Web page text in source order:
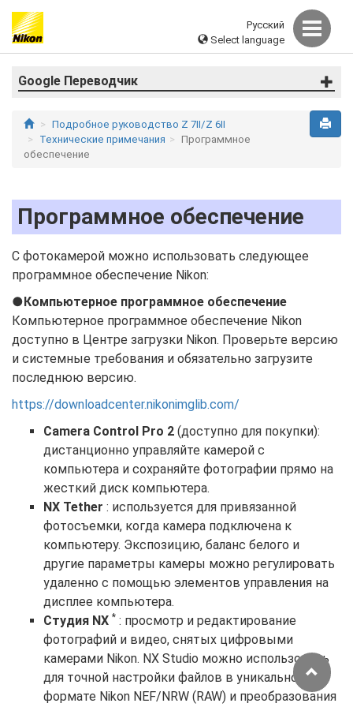
Русский
Select language
Google Переводчик
Подробное руководство Z 7II/Z 6II
Технические примечания
Программное
обеспечение
Программное обеспечение
С фотокамерой можно использовать следующее
программное обеспечение Nikon:
Компьютерное программное обеспечение
Компьютерное программное обеспечение Nikon
доступно в Центре загрузки Nikon. Проверьте версию
и системные требования и обязательно загрузите
последнюю версию.
https://downloadcenter.nikonimglib.com/
Camera Control Pro 2 (доступно для покупки):
дистанционно управляйте камерой с
компьютера и сохраняйте фотографии прямо на
жесткий диск компьютера.
NX Tether : используется для привязанной
фотосъемки, когда камера подключена к
компьютеру. Экспозицию, баланс белого и
другие параметры камеры можно регулировать
удаленно с помощью элементов управления на
дисплее компьютера.
Студия NX * : просмотр и редактирование
фотографий и видео, снятых цифровыми
камерами Nikon. NX Studio можно использовать
для точной настройки файлов в уникальном
формате Nikon NEF/NRW (RAW) и преобразования